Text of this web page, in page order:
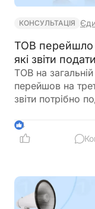
КОНСУЛЬТАЦІЯ
ТОВ перейшло
які звіти
ТОВ на
перейшов на
звіти потрібно
4